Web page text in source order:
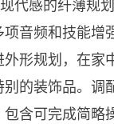
代感的纤薄规
音频和技能增
形规划，在家
的装饰品。调
含可完成简略